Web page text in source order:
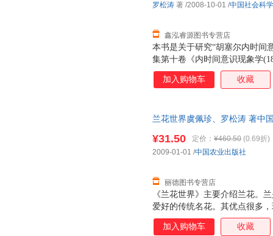
本书是关于研究“胡塞尔内时间
集第十卷《内时间意识现象学
塞尔生前已发表著作和身后被
与分析入手，对胡塞尔内时间
鑫泓睿源图书专营店
罗松涛 著 /2008-10-01 /中国社会科
加入购物车 收藏
兰花世界虞佩珍、罗松涛 著中
《兰花世界》主要介绍兰花。
爱好的传统名花。其优点很多
色清、姿清、韵清”（董必武语
清而不聚，随风徐徐飘来，令
¥31.50 定价： ¥460.50 (0.69折)
丽德图书专营店
2009-01-01 /中国农业出版社
加入购物车 收藏